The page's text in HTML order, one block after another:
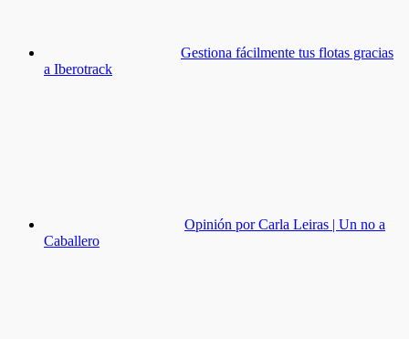
Gestiona fácilmente tus flotas gracias
a Iberotrack
Opinión por Carla Leiras | Un no a
Caballero